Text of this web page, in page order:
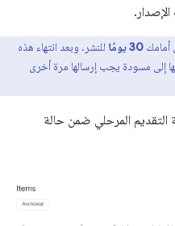
أمامك 30 يومًا
للنشر. وبعد انتهاء هذه
إلى مسودة يجب إرسالها مرة أخرى
المرحلي ضمن حالة